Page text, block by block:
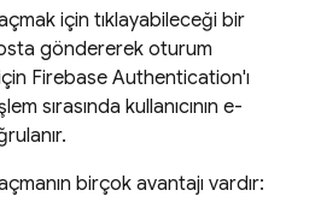
için tıklayabileceği bir
göndererek oturum
Firebase Authentication'ı
sırasında kullanıcının e-
birçok avantajı vardır: